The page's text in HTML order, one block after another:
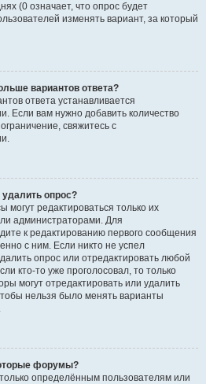
(0 означает, что опрос будет
изменять вариант, за который
вариантов ответа?
ответа устанавливается
Если вам нужно добавить количество
свяжитесь с
удалить опрос?
могут редактироваться только их
администраторами. Для
к редактированию первого сообщения
с ним. Если никто не успел
опрос или отредактировать любой
кто-то уже проголосовал, то только
могут отредактировать или удалить
нельзя было менять варианты
форумы?
определённым пользователям или